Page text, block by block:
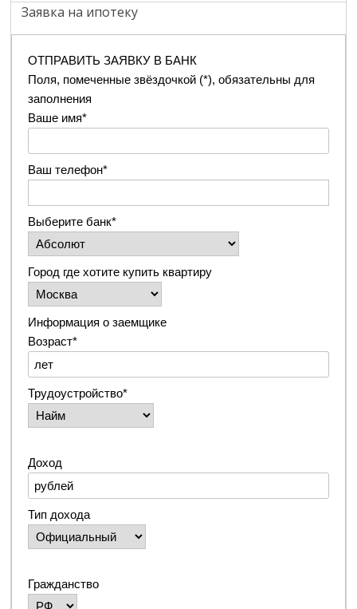
Заявка на ипотеку
ОТПРАВИТЬ ЗАЯВКУ В БАНК
Поля, помеченные звёздочкой (*), обязательны для
заполнения
Ваше имя*
Ваш телефон*
Выберите банк*
Город где хотите купить квартиру
Информация о заемщике
Возраст*
Трудоустройство*
Доход
Тип дохода
Гражданство